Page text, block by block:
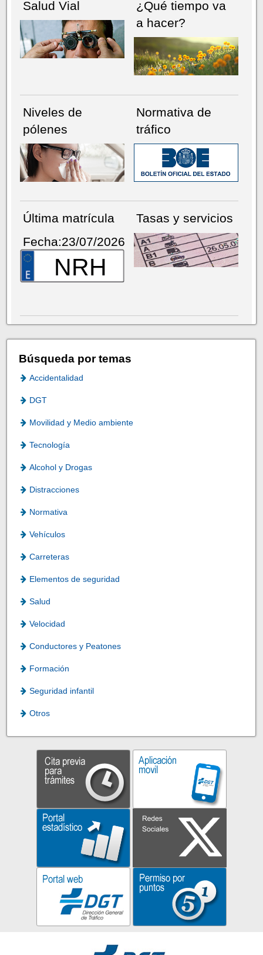
Salud Vial
¿Qué tiempo va
a hacer?
Niveles de
pólenes
Normativa de
tráfico
Última matrícula
Fecha:23/07/2026
NRH
Tasas y servicios
Búsqueda por temas
Accidentalidad
DGT
Movilidad y Medio ambiente
Tecnología
Alcohol y Drogas
Distracciones
Normativa
Vehículos
Carreteras
Elementos de seguridad
Salud
Velocidad
Conductores y Peatones
Formación
Seguridad infantil
Otros